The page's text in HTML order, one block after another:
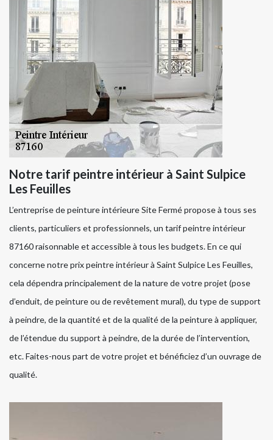
Notre tarif peintre intérieur à Saint Sulpice
Les Feuilles
L’entreprise de peinture intérieure Site Fermé propose à tous ses
clients, particuliers et professionnels, un tarif peintre intérieur
87160 raisonnable et accessible à tous les budgets. En ce qui
concerne notre prix peintre intérieur à Saint Sulpice Les Feuilles,
cela dépendra principalement de la nature de votre projet (pose
d’enduit, de peinture ou de revêtement mural), du type de support
à peindre, de la quantité et de la qualité de la peinture à appliquer,
de l’étendue du support à peindre, de la durée de l’intervention,
etc. Faites-nous part de votre projet et bénéficiez d’un ouvrage de
qualité.